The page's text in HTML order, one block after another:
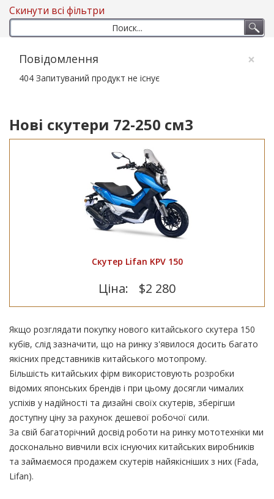
Скинути всі фільтри
×
Повідомлення
404 Запитуваний продукт не існує
Нові скутери 72-250 см3
Скутер Lifan KPV 150
Ціна: $2 280
Якщо розглядати покупку нового китайського скутера 150
кубів, слід зазначити, що на ринку з'явилося досить багато
якісних представників китайського мотопрому.
Більшість китайських фірм використовують розробки
відомих японських брендів і при цьому досягли чималих
успіхів у надійності та дизайні своїх скутерів, зберігши
доступну ціну за рахунок дешевої робочої сили.
За свій багаторічний досвід роботи на ринку мототехніки ми
досконально вивчили всіх існуючих китайських виробників
та займаємося продажем скутерів найякісніших з них (Fada,
Lifan).